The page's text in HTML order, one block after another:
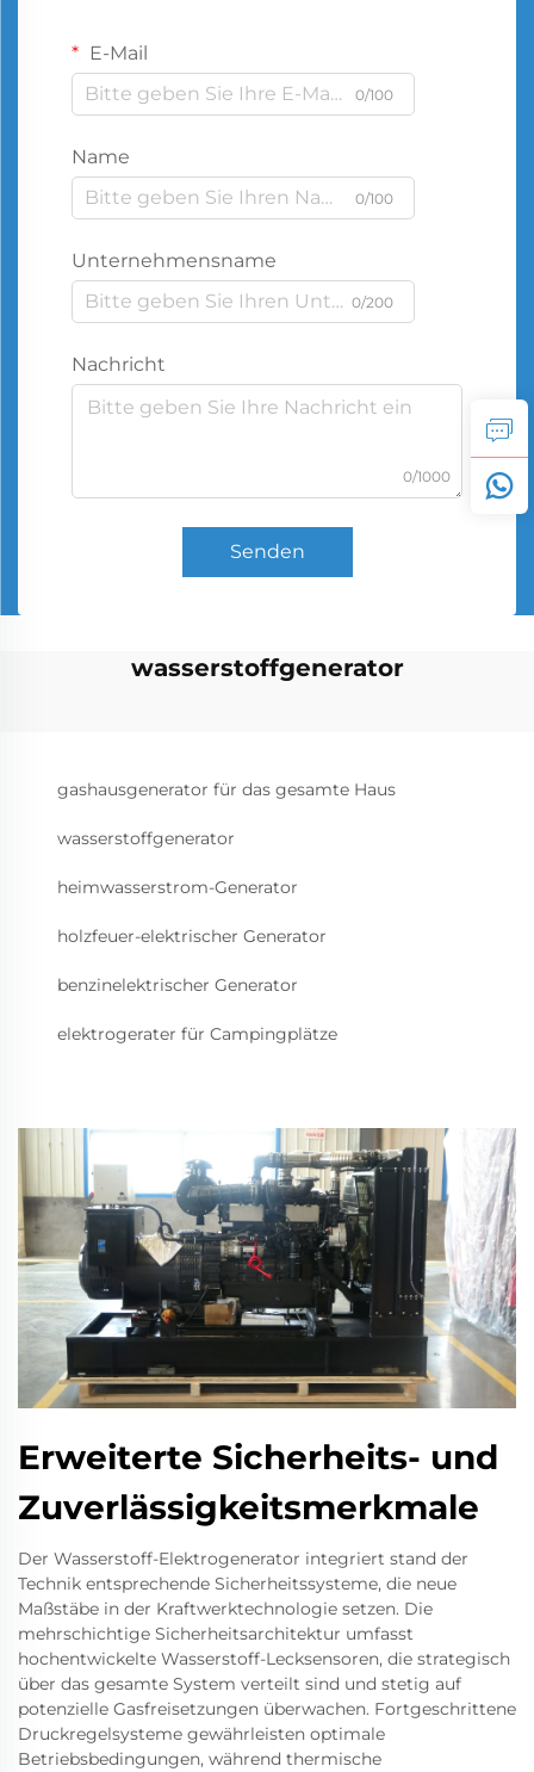
E-Mail
0/100
Name
0/100
Unternehmensname
0/200
Nachricht
0/1000
Senden
wasserstoffgenerator
gashausgenerator für das gesamte Haus
wasserstoffgenerator
heimwasserstrom-Generator
holzfeuer-elektrischer Generator
benzinelektrischer Generator
elektrogerater für Campingplätze
Erweiterte Sicherheits- und
Zuverlässigkeitsmerkmale
Der Wasserstoff-Elektrogenerator integriert stand der
Technik entsprechende Sicherheitssysteme, die neue
Maßstäbe in der Kraftwerktechnologie setzen. Die
mehrschichtige Sicherheitsarchitektur umfasst
hochentwickelte Wasserstoff-Lecksensoren, die strategisch
über das gesamte System verteilt sind und stetig auf
potenzielle Gasfreisetzungen überwachen. Fortgeschrittene
Druckregelsysteme gewährleisten optimale
Betriebsbedingungen, während thermische